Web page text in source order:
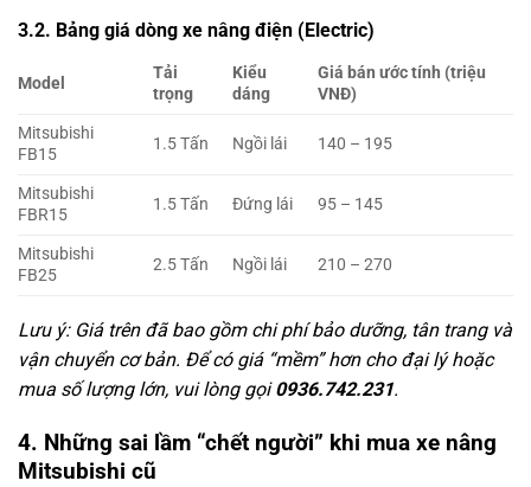
3.2. Bảng giá dòng xe nâng điện (Electric)
Model
Tải
trọng
Kiểu
dáng
Giá bán ước tính (triệu
VNĐ)
Mitsubishi
FB15
1.5 Tấn Ngồi lái 140 – 195
Mitsubishi
FBR15
1.5 Tấn Đứng lái 95 – 145
Mitsubishi
FB25
2.5 Tấn Ngồi lái 210 – 270
Lưu ý: Giá trên đã bao gồm chi phí bảo dưỡng, tân trang và
vận chuyển cơ bản. Để có giá “mềm” hơn cho đại lý hoặc
mua số lượng lớn, vui lòng gọi0936.742.231.
4. Những sai lầm “chết người” khi mua xe nâng
Mitsubishi cũ